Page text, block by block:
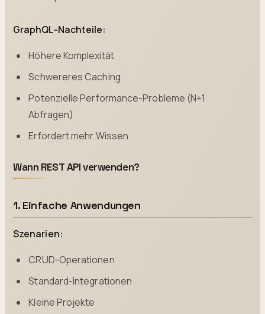
GraphQL-Nachteile:
Höhere Komplexität
Schwereres Caching
Potenzielle Performance-Probleme (N+1
Abfragen)
Erfordert mehr Wissen
Wann REST API verwenden?
1. Einfache Anwendungen
Szenarien:
CRUD-Operationen
Standard-Integrationen
Kleine Projekte